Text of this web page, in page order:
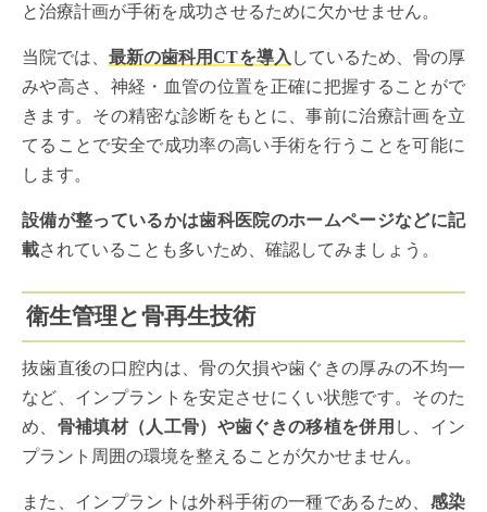
と治療計画が手術を成功させるために欠かせません。
当院では、最新の歯科用CTを導入 しているため、骨の厚
みや高さ、神経・血管の位置を正確に把握することがで
きます。その精密な診断をもとに、事前に治療計画を立
てることで安全で成功率の高い手術を行うことを可能に
します。
設備が整っているかは歯科医院のホームページなどに記
載されていることも多いため、確認してみましょう。
衛生管理と骨再生技術
抜歯直後の口腔内は、骨の欠損や歯ぐきの厚みの不均一
など、インプラントを安定させにくい状態です。そのた
め、 骨補填材（人工骨）や歯ぐきの移植を併用 し、イン
プラント周囲の環境を整えることが欠かせません。
また、インプラントは外科手術の一種であるため、 感染